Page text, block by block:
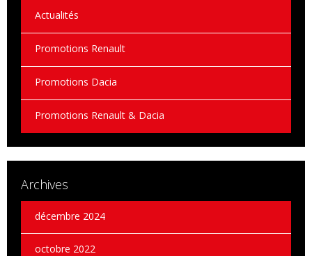
Actualités
Promotions Renault
Promotions Dacia
Promotions Renault & Dacia
Archives
décembre 2024
octobre 2022